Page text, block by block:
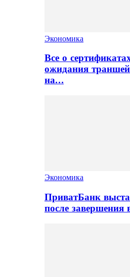
Экономика
Все о
ожидания
на…
Экономика
ПриватБанк
после завершения